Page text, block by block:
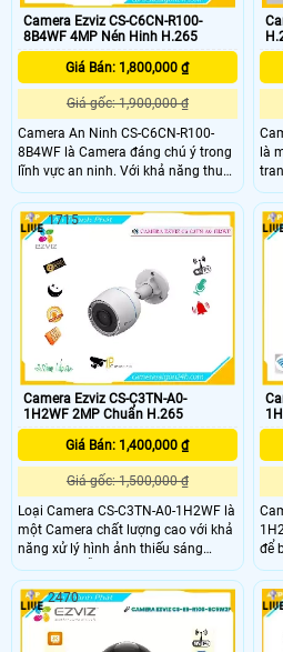
Camera Ezviz CS-C6CN-R100-
8B4WF 4MP Nén Hinh H.265
Giá Bán: 1,800,000 ₫
Giá gốc: 1,900,000 ₫
Camera An Ninh CS-C6CN-R100-
8B4WF là Camera đáng chú ý trong
lĩnh vực an ninh. Với khả năng thu
âm và trang bị loa, camera này cho
chất lượng âm thanh và hình ảnh
xuất sắc. Hơn nữa, điểm mạnh của
nó là sử dụng công nghệ Hồng
Ngoại Smart IR, giúp quan sát trong
nhà trong điều kiện ánh sáng yếu
là
Camera Ezviz CS-C3TN-A0-
1H2WF 2MP Chuẩn H.265
Giá Bán: 1,400,000 ₫
Giá gốc: 1,500,000 ₫
Loại Camera CS-C3TN-A0-1H2WF là
một Camera chất lượng cao với khả
năng xử lý hình ảnh thiếu sáng
đồng thời hỗ trợ chất lượng hình
FULL HD 1080P. Với tính năng Hồng
Ngoại Smart IR, camera này có thể
thấy rõ hơn khi bị ánh ngược chiều
ánh sáng
1715
để
gia
tiết nào.
2470